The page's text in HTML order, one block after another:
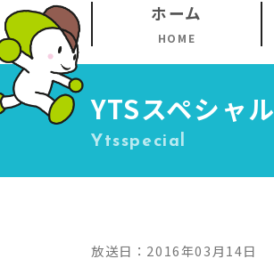
ホーム
HOME
YTSスペシャル
Ytsspecial
放送日：2016年03月14日